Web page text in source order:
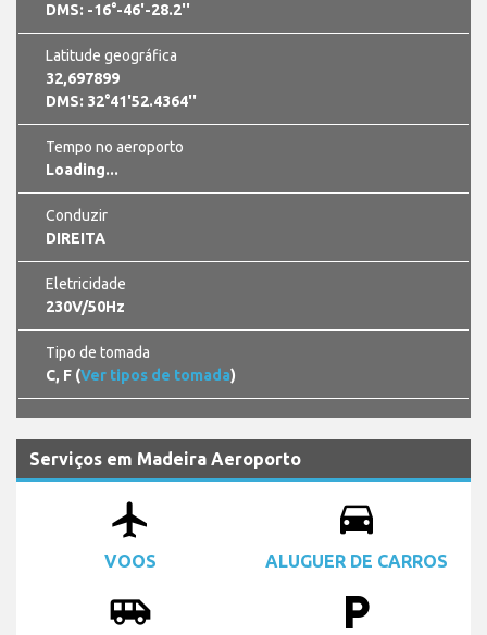
DMS: -16°-46'-28.2''
Latitude geográfica
32,697899
DMS: 32°41'52.4364''
Tempo no aeroporto
Loading...
Conduzir
DIREITA
Eletricidade
230V/50Hz
Tipo de tomada
C, F (Ver tipos de tomada)
Serviços em Madeira Aeroporto
airplanemode_active
VOOS
drive_eta
ALUGUER DE CARROS
airport_shuttle local_parking